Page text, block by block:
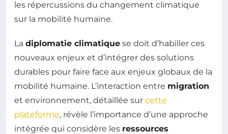
les répercussions du changement climatique
sur la mobilité humaine.
La diplomatie climatique se doit d’habiller ces
nouveaux enjeux et d’intégrer des solutions
durables pour faire face aux enjeux globaux de la
mobilité humaine. L’interaction entre migration
et environnement, détaillée sur cette
plateforme, révèle l’importance d’une approche
intégrée qui considère les ressources